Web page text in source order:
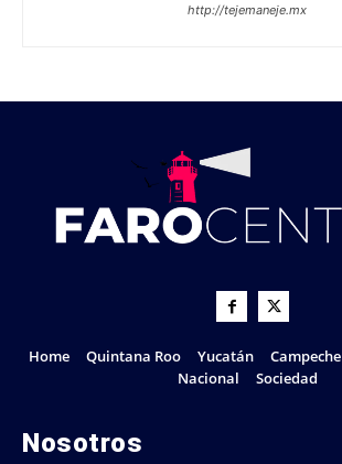
http://tejemaneje.mx
Home Quintana Roo Yucatán Campeche
Nacional
Sociedad
Nosotros